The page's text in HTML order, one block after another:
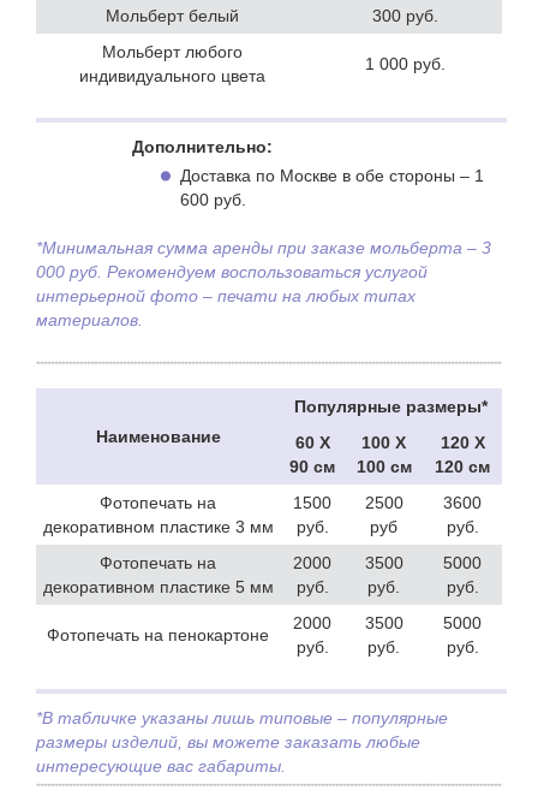
Мольберт белый
300 руб.
Мольберт любого
индивидуального цвета
1 000 руб.
Дополнительно:
Доставка по Москве в обе стороны – 1
600 руб.
*Минимальная сумма аренды при заказе мольберта – 3
000 руб. Рекомендуем воспользоваться услугой
интерьерной фото – печати на любых типах
материалов.
Наименование
Популярные размеры*
60 Х
90 см
100 Х
100 см
120 Х
120 см
Фотопечать на
декоративном пластике 3 мм
1500
руб.
2500
руб
3600
руб.
Фотопечать на
декоративном пластике 5 мм
2000
руб.
3500
руб.
5000
руб.
Фотопечать на пенокартоне
2000
руб.
3500
руб.
5000
руб.
*В табличке указаны лишь типовые – популярные
размеры изделий, вы можете заказать любые
интересующие вас габариты.